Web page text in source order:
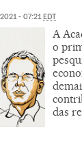
- 07:21EDT
A
o
das